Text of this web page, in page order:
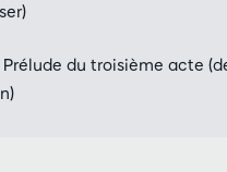
Prélude du troisième acte